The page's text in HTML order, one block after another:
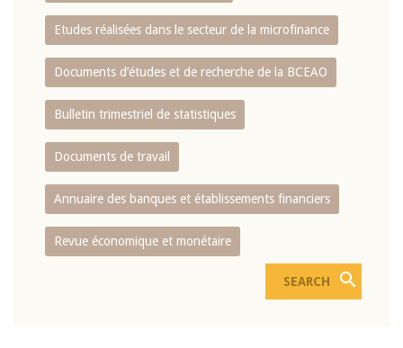
Etudes réalisées dans le secteur de la microfinance
Documents d’études et de recherche de la BCEAO
Bulletin trimestriel de statistiques
Documents de travail
Annuaire des banques et établissements financiers
Revue économique et monétaire